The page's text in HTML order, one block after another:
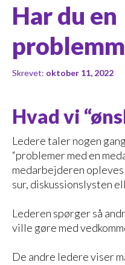
Har du en
Skrevet: oktober 11, 2022
Hvad vi
Ledere taler nogen
“problemer med en
medarbejderen
sur, diskussionslysten
Lederen spørger så
ville gøre med
De andre ledere viser